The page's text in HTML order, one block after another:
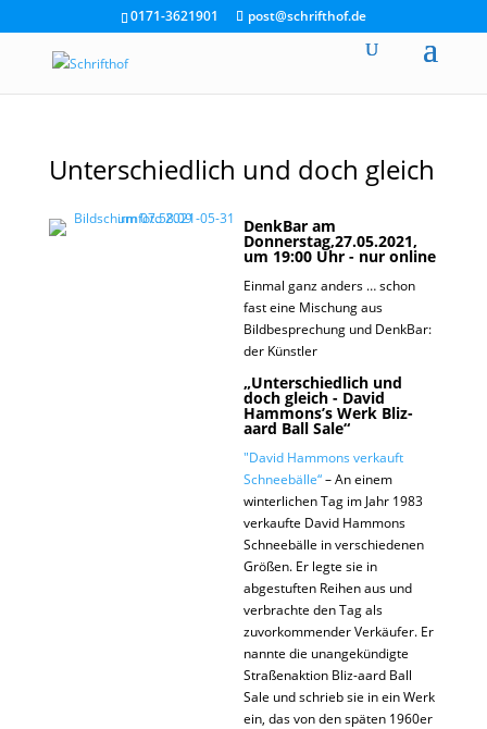
0171-3621901 post@schrifthof.de
Unterschiedlich und doch gleich
DenkBar am
Donnerstag,27.05.2021,
um 19:00 Uhr - nur online
Einmal ganz anders … schon
fast eine Mischung aus
Bildbesprechung und DenkBar:
der Künstler
„Unterschiedlich und
doch gleich - David
Hammons’s Werk Bliz-
aard Ball Sale“
"David Hammons verkauft
Schneebälle“–An einem
winterlichen Tag im Jahr 1983
verkaufte David Hammons
Schneebälle in verschiedenen
Größen. Er legte sie in
abgestuften Reihen aus und
verbrachte den Tag als
zuvorkommender Verkäufer. Er
nannte die unangekündigte
Straßenaktion Bliz-aard Ball
Sale und schrieb sie in ein Werk
ein, das von den späten 1960er